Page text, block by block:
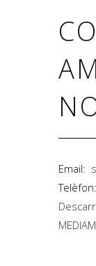
Email: